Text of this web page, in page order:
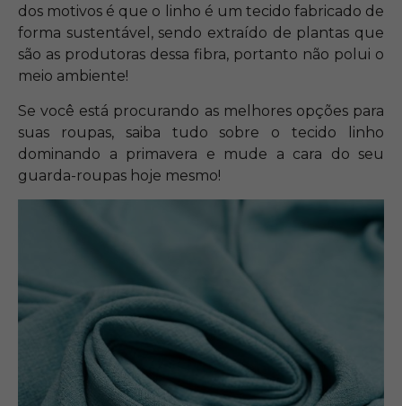
dos motivos é que o linho é um tecido fabricado de
forma sustentável, sendo extraído de plantas que
são as produtoras dessa fibra, portanto não polui o
meio ambiente!
Se você está procurando as melhores opções para
suas roupas, saiba tudo sobre o tecido linho
dominando a primavera e mude a cara do seu
guarda-roupas hoje mesmo!